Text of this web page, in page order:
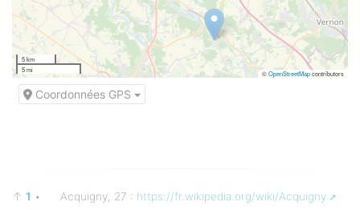
5 km
5 mi
©OpenStreetMapcontributors
Coordonnées GPS
↑ 1 • Acquigny, 27 : https://fr.wikipedia.org/wiki/Acquigny